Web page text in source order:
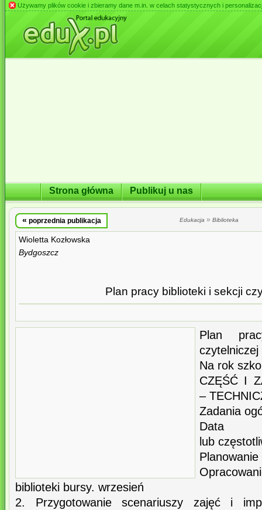
Używamy plików cookie i zbieramy dane m.in. w celach statystycznych i
Strona główna Publikuj u nas
« poprzednia publikacja Edukacja » Biblioteka
Wioletta Kozłowska
Bydgoszcz
Plan pracy biblioteki i sekcji
Plan
czytelniczej
Na rok
CZĘŚĆ I
–
Zadania
Data
lub
biblioteki bursy. wrzesień
2. Przygotowanie scenariuszy zajęć i